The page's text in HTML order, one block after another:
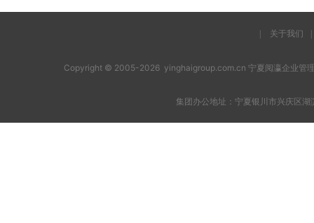
关于我们
Copyright © 2005-2026 yinghaigroup.com.cn 宁夏阅瀛企业管
集团办公地址：宁夏银川市兴庆区